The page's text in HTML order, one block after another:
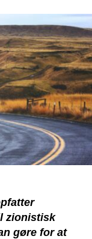
(og
væk
fra!)
zionistisk
gøre for at